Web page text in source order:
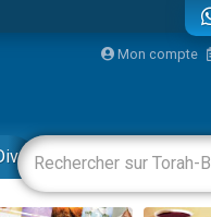
Mon compte
Livres